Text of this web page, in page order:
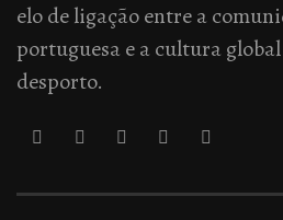
elo de ligação entre a
portuguesa e a cultura
desporto.